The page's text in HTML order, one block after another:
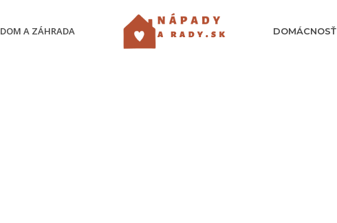
DOM A ZÁHRADA DOMÁCNOSŤ